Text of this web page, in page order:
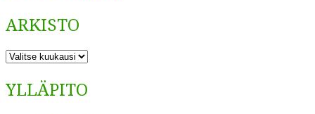
ARKISTO
ARKISTO
YLLÄPITO